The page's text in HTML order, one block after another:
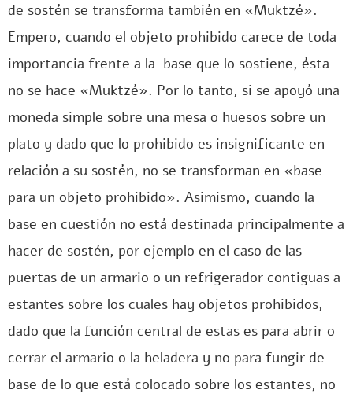
de sostén se transforma también en «Muktzé».
Empero, cuando el objeto prohibido carece de toda
importancia frente a la base que lo sostiene, ésta
no se hace «Muktzé». Por lo tanto, si se apoyó una
moneda simple sobre una mesa o huesos sobre un
plato y dado que lo prohibido es insignificante en
relación a su sostén, no se transforman en «base
para un objeto prohibido». Asimismo, cuando la
base en cuestión no está destinada principalmente a
hacer de sostén, por ejemplo en el caso de las
puertas de un armario o un refrigerador contiguas a
estantes sobre los cuales hay objetos prohibidos,
dado que la función central de estas es para abrir o
cerrar el armario o la heladera y no para fungir de
base de lo que está colocado sobre los estantes, no